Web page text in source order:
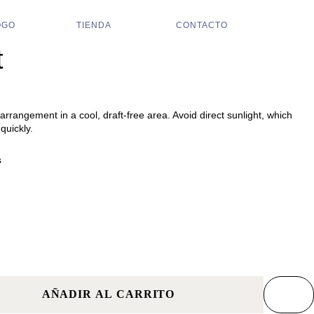
TIENDA CONTACTO
in a cool, draft-free area. Avoid direct sunlight, which
AÑADIR AL CARRITO